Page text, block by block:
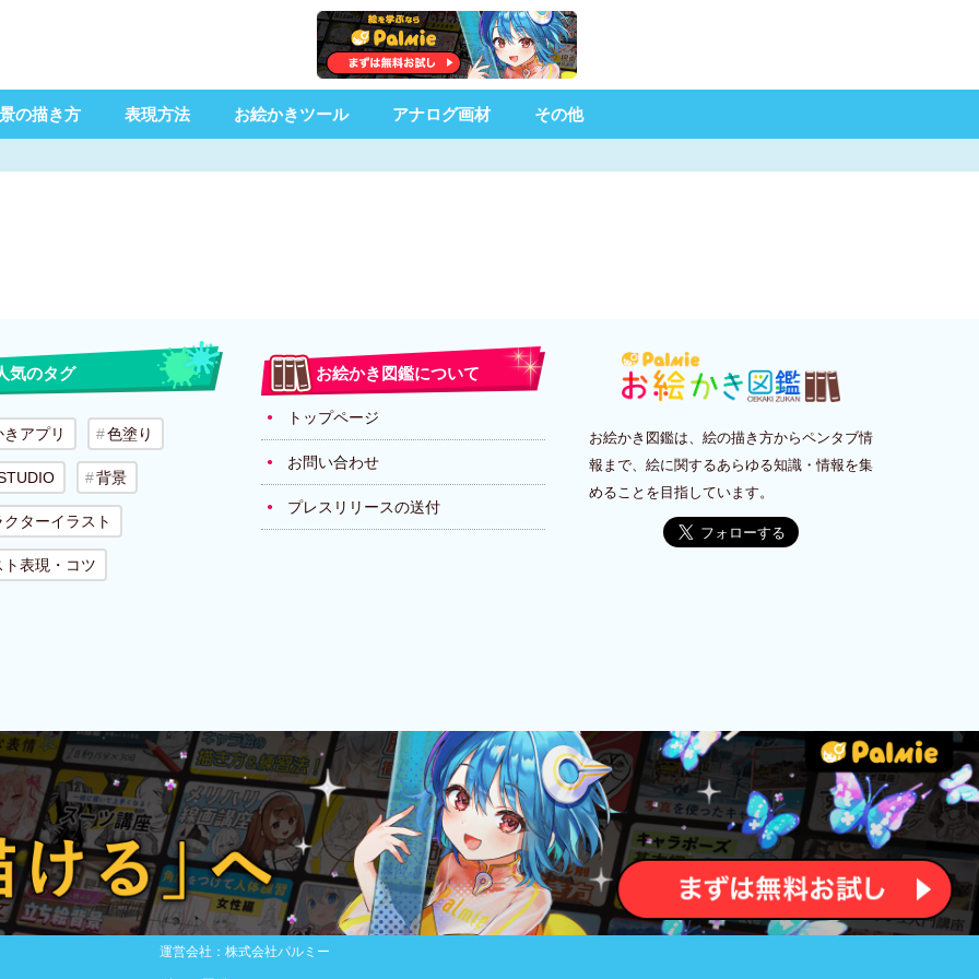
の描き方 表現方法 お絵かきツール アナログ画材 その他
気のタグ
アプリ 色塗り
背景
ターイラスト
ト表現・コツ
お絵かき図鑑について
トップページ
お問い合わせ
プレスリリースの送付
お絵かき図鑑は、絵の描き方からペンタブ情
報まで、絵に関するあらゆる知識・情報を集
めることを目指しています。
運営会社：株式会社パルミー